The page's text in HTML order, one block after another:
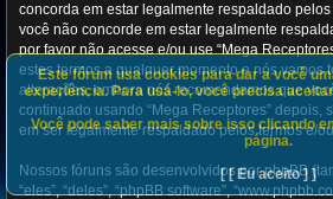
concorda em estar legalmente respaldado
você não concorde em estar legalmente
por favor não acesse e/ou use “Mega
estes termos a qualquer momento e nós vamos
alterações, embora nós recomendamos que
continuado usando “Mega Receptores” depois,
em ser legalmente respaldado pelos termos e/
Nossos fóruns são desenvolvidos por phpBB
“eles”, “deles”, “phpBB software”,
Este fórum usa cookies para dar a você
experiência. Para usá-lo, você precisa
Você pode saber mais sobre isso clicando
página.
[ [ Eu aceito ] ]